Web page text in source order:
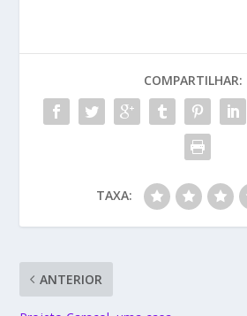
COMPARTILHAR:
TAXA:
ANTERIOR